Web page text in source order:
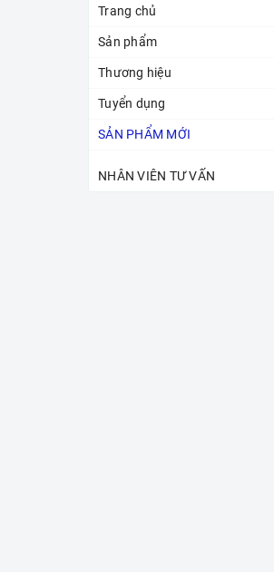
Máy đánh bóng
Trang chủ
Sản phẩm
Thương hiệu
Tuyển dụng
SẢN PHẨM MỚI
NHÂN VIÊN TƯ VẤN